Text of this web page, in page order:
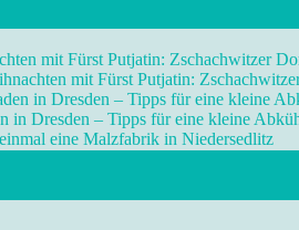
mit Fürst Putjatin: Zschachwitzer
mit Fürst Putjatin:
in Dresden – Tipps für eine kleine
in Dresden – Tipps für eine kleine
eine Malzfabrik in Niedersedlitz